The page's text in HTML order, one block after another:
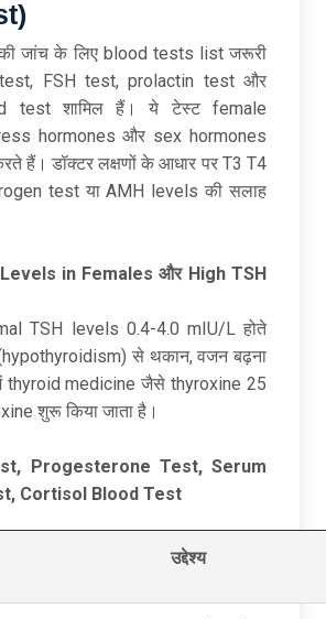
की जांच के लिए blood tests list जरूरी
FSH test, prolactin test और
test शामिल हैं। ये टेस्ट female
hormones और sex hormones
हैं। डॉक्टर लक्षणों के आधार पर T3 T4
test या AMH levels की सलाह
in Femalesऔर High TSH
TSH levels 0.4-4.0 mIU/L होते
से थकान, वजन बढ़ना
thyroid medicine जैसे thyroxine 25
शुरू किया जाता है।
Progesterone Test, Serum
Cortisol Blood Test
उद्देश्य